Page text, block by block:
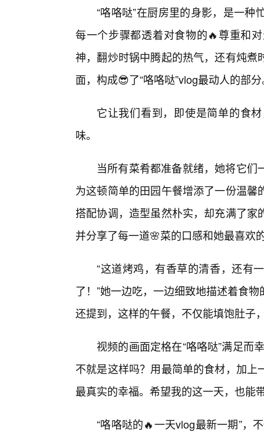
“咯咯哒”在厨房里的身影，是一
每一个步骤都透着对食物的🔥尊重和
神，翻炒时锅中腾起的热气，还有炖
面，构成😎了“咯咯哒”vlog最动人的部
它让我们看到，即使是简单的食
味。
当所有菜肴都准备就绪，她将它
为这顿简单的田园午餐增添了一份温
搭配协调，造型虽然朴实，却充满了
并分享了每一道🌸菜的口感和她最喜欢
“这道烤鸡，有香草的清香，还有
了！”她一边吃，一边细致地描述着食
还提到，这样的午餐，不仅能填饱肚子
视频的画面定格在“咯咯哒”满足而
不就是这样吗？用最简单的食材，加
最真实的幸福。希望我的这一天，也能
“咯咯哒的🔥一天vlog最新一期”，